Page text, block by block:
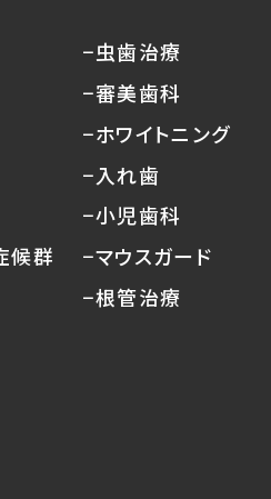
候群
−虫歯治療
−審美歯科
−ホワイトニング
−入れ歯
−小児歯科
−マウスガード
−根管治療